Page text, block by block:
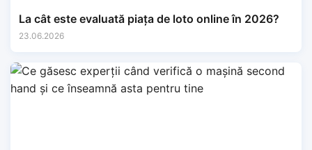
La cât este evaluată piața de loto online în 2026?
23.06.2026